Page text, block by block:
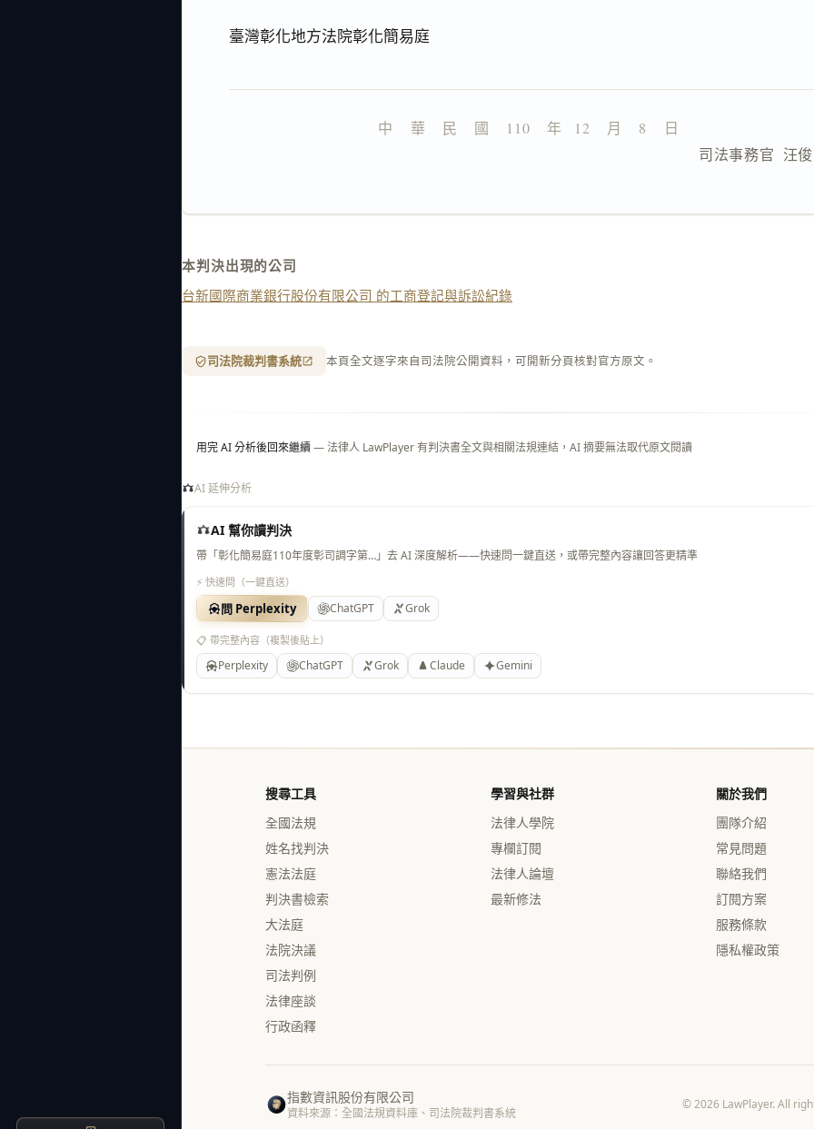
臺灣彰化地方法院彰化簡易庭
中    華    民    國    110    年   12    月    8    日
司法事務官  汪俊
本判決出現的公司
台新國際商業銀行股份有限公司 的工商登記與訴訟紀錄
司法院裁判書系統 本頁全文逐字來自司法院公開資料，可開新分頁核對官方原文。
用完 AI 分析後回來繼續— 法律人 LawPlayer 有判決書全文與相關法規連結，AI 摘要無法取代原文閱讀
AI 延伸分析
AI 幫你讀判決
帶「彰化簡易庭110年度彰司調字第…」去 AI 深度解析——快速問一鍵直送，或帶完整內容讓回答更精準
⚡ 快速問（一鍵直送）
問 Perplexity ChatGPT Grok
📋 帶完整內容（複製後貼上）
Perplexity ChatGPT Grok Claude Gemini
搜尋工具
全國法規
姓名找判決
憲法法庭
判決書檢索
大法庭
法院決議
司法判例
法律座談
行政函釋
學習與社群
法律人學院
專欄訂閱
法律人論壇
最新修法
關於我們
團隊介紹
常見問題
聯絡我們
訂閱方案
服務條款
隱私權政策
指數資訊股份有限公司
資料來源：全國法規資料庫、司法院裁判書系統
© 2026 LawPlayer. All